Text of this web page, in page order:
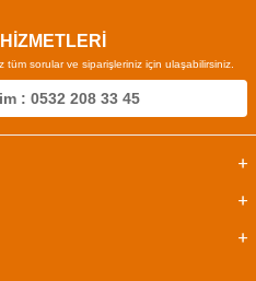
sorular ve siparişleriniz için ulaşabilirsiniz.
: 0532 208 33 45